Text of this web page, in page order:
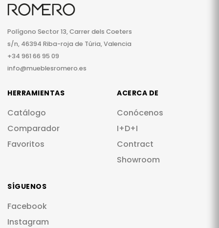
Polígono Sector 13, Carrer dels Coeters
s/n, 46394 Riba-roja de Túria, Valencia
+34 961 66 95 09
info@mueblesromero.es
HERRAMIENTAS
Catálogo
Comparador
Favoritos
ACERCA DE
Conócenos
I+D+I
Contract
Showroom
SÍGUENOS
Facebook
Instagram